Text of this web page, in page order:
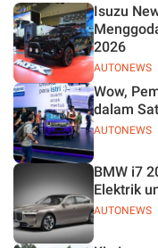
AUTONEWS
Isuzu
2026
AUTONEWS
Wow,
dalam
AUTONEWS
BMW i7
Elektrik